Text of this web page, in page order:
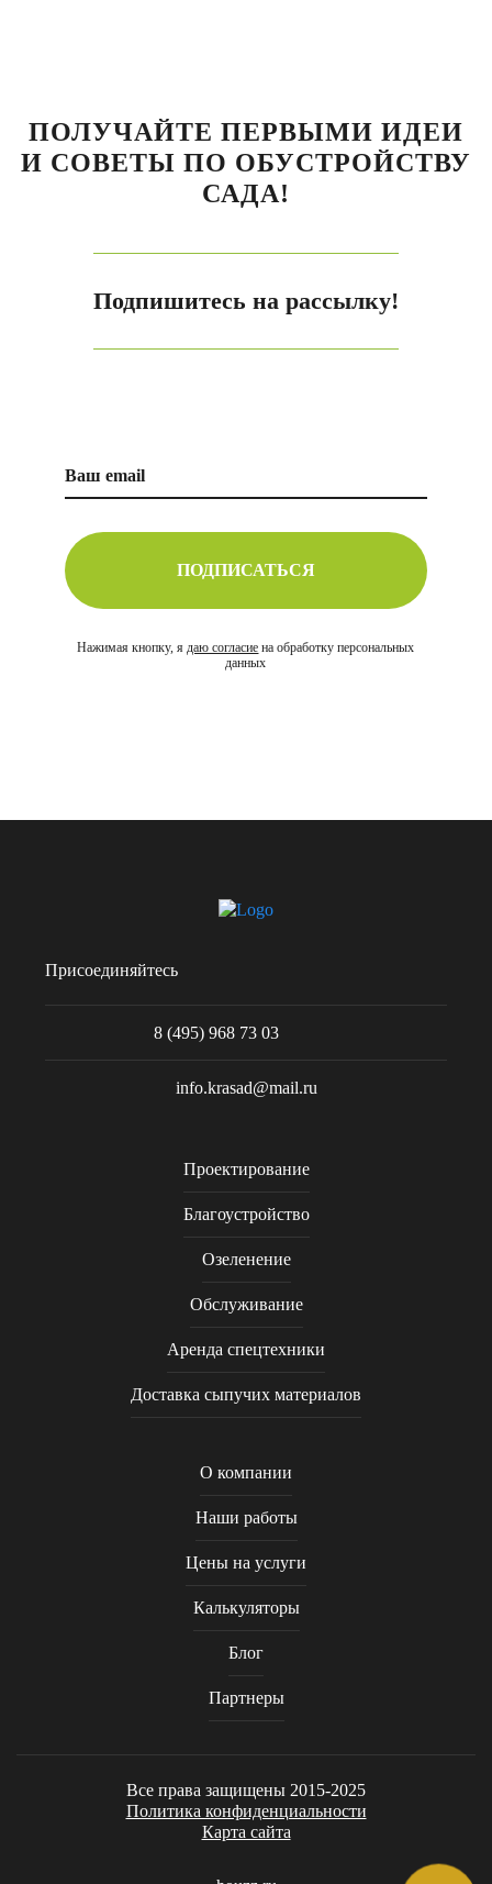
ПОЛУЧАЙТЕ ПЕРВЫМИ ИДЕИ
И СОВЕТЫ ПО ОБУСТРОЙСТВУ
САДА!
Подпишитесь на рассылку!
ПОДПИСАТЬСЯ
Нажимая кнопку, ядаю согласие на обработку персональных
данных
Присоединяйтесь
8 (495) 968 73 03
info.krasad@mail.ru
Проектирование
Благоустройство
Озеленение
Обслуживание
Аренда спецтехники
Доставка сыпучих материалов
О компании
Наши работы
Цены на услуги
Калькуляторы
Блог
Партнеры
Все права защищены 2015-2025
Политика конфиденциальности
Карта сайта